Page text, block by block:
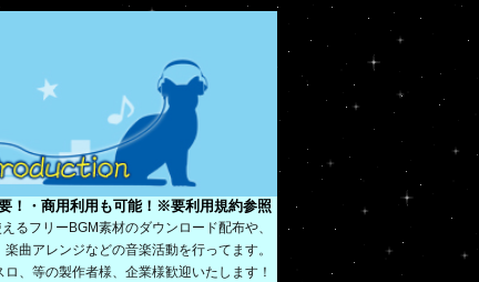
！・商用利用も可能！※要利用規約参照
るフリーBGM素材のダウンロード配布や、
曲アレンジなどの音楽活動を行ってます。
、等の製作者様、企業様歓迎いたします！